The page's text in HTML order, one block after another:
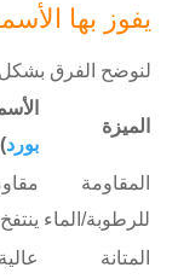
يفوز بها
لنوضح الفرق
الميزة
بورد)
المقاومة
للرطوبة/الماء
المتانة